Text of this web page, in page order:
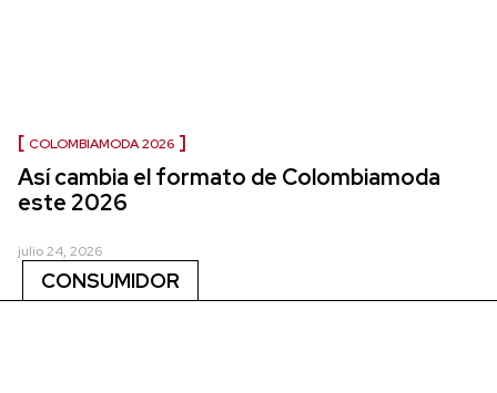
COLOMBIAMODA 2026
Así cambia el formato de Colombiamoda
este 2026
julio 24, 2026
CONSUMIDOR